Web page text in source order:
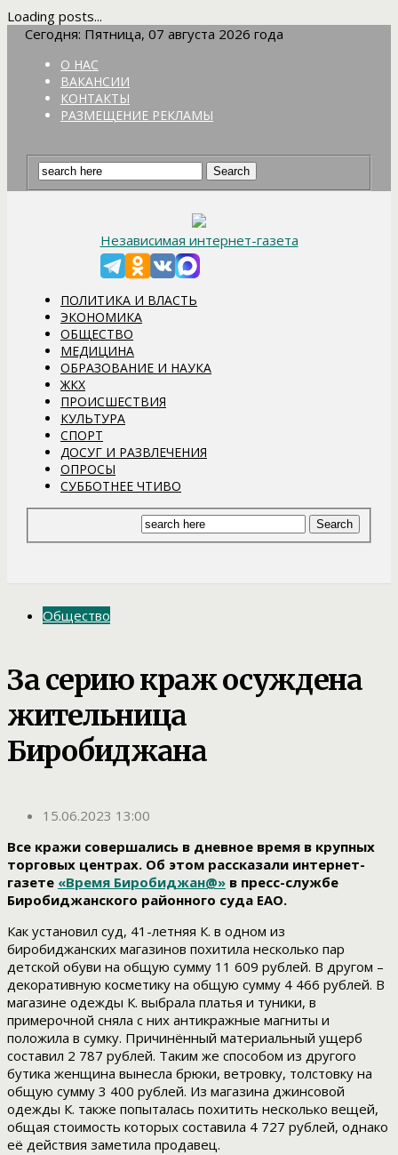
Loading posts...
Сегодня: Пятница, 07 августа 2026 года
О НАС
ВАКАНСИИ
КОНТАКТЫ
РАЗМЕЩЕНИЕ РЕКЛАМЫ
Независимая интернет-газета
ПОЛИТИКА И ВЛАСТЬ
ЭКОНОМИКА
ОБЩЕСТВО
МЕДИЦИНА
ОБРАЗОВАНИЕ И НАУКА
ЖКХ
ПРОИСШЕСТВИЯ
КУЛЬТУРА
СПОРТ
ДОСУГ И РАЗВЛЕЧЕНИЯ
ОПРОСЫ
СУББОТНЕЕ ЧТИВО
Общество
За серию краж осуждена
жительница
Биробиджана
15.06.2023 13:00
Все кражи совершались в дневное время в крупных
торговых центрах. Об этом рассказали интернет-
газете «Время Биробиджан@» в пресс-службе
Биробиджанского районного суда ЕАО.
Как установил суд, 41-летняя К. в одном из
биробиджанских магазинов похитила несколько пар
детской обуви на общую сумму 11 609 рублей. В другом –
декоративную косметику на общую сумму 4 466 рублей. В
магазине одежды К. выбрала платья и туники, в
примерочной сняла с них антикражные магниты и
положила в сумку. Причинённый материальный ущерб
составил 2 787 рублей. Таким же способом из другого
бутика женщина вынесла брюки, ветровку, толстовку на
общую сумму 3 400 рублей. Из магазина джинсовой
одежды К. также попыталась похитить несколько вещей,
общая стоимость которых составила 4 727 рублей, однако
её действия заметила продавец.